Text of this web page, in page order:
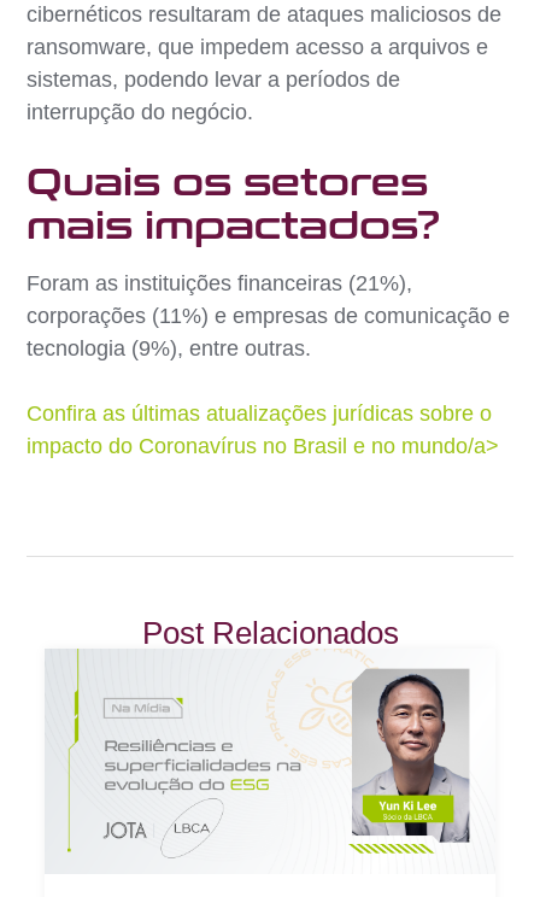
cibernéticos resultaram de ataques maliciosos de
ransomware, que impedem acesso a arquivos e
sistemas, podendo levar a períodos de
interrupção do negócio.
Quais os setores
mais impactados?
Foram as instituições financeiras (21%),
corporações (11%) e empresas de comunicação e
tecnologia (9%), entre outras.
Confira as últimas atualizações jurídicas sobre o
impacto do Coronavírus no Brasil e no mundo/a>
Post Relacionados